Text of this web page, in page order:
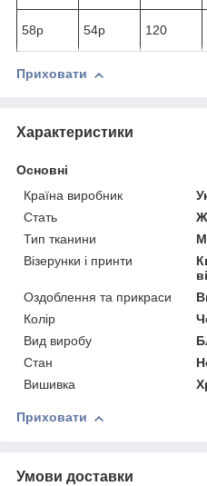
58р 54р 120
Приховати
Характеристики
Основні
Країна виробник
Стать
Тип тканини
Візерунки і принти
Оздоблення та прикраси
Колір
Вид виробу
Стан
Вишивка
Приховати
Умови доставки